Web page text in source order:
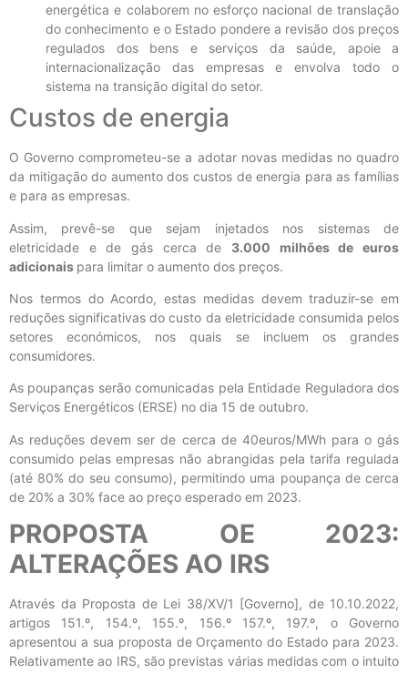
energética e colaborem no esforço nacional de translação
do conhecimento e o Estado pondere a revisão dos preços
regulados dos bens e serviços da saúde, apoie a
internacionalização das empresas e envolva todo o
sistema na transição digital do setor.
Custos de energia
O Governo comprometeu-se a adotar novas medidas no quadro
da mitigação do aumento dos custos de energia para as famílias
e para as empresas.
Assim, prevê-se que sejam injetados nos sistemas de
eletricidade e de gás cerca de 3.000 milhões de euros
adicionais para limitar o aumento dos preços.
Nos termos do Acordo, estas medidas devem traduzir-se em
reduções significativas do custo da eletricidade consumida pelos
setores económicos, nos quais se incluem os grandes
consumidores.
As poupanças serão comunicadas pela Entidade Reguladora dos
Serviços Energéticos (ERSE) no dia 15 de outubro.
As reduções devem ser de cerca de 40euros/MWh para o gás
consumido pelas empresas não abrangidas pela tarifa regulada
(até 80% do seu consumo), permitindo uma poupança de cerca
de 20% a 30% face ao preço esperado em 2023.
PROPOSTA OE 2023:
ALTERAÇÕES AO IRS
Através da Proposta de Lei 38/XV/1 [Governo], de 10.10.2022,
artigos 151.º, 154.º, 155.º, 156.º 157.º, 197.º, o Governo
apresentou a sua proposta de Orçamento do Estado para 2023.
Relativamente ao IRS, são previstas várias medidas com o intuito